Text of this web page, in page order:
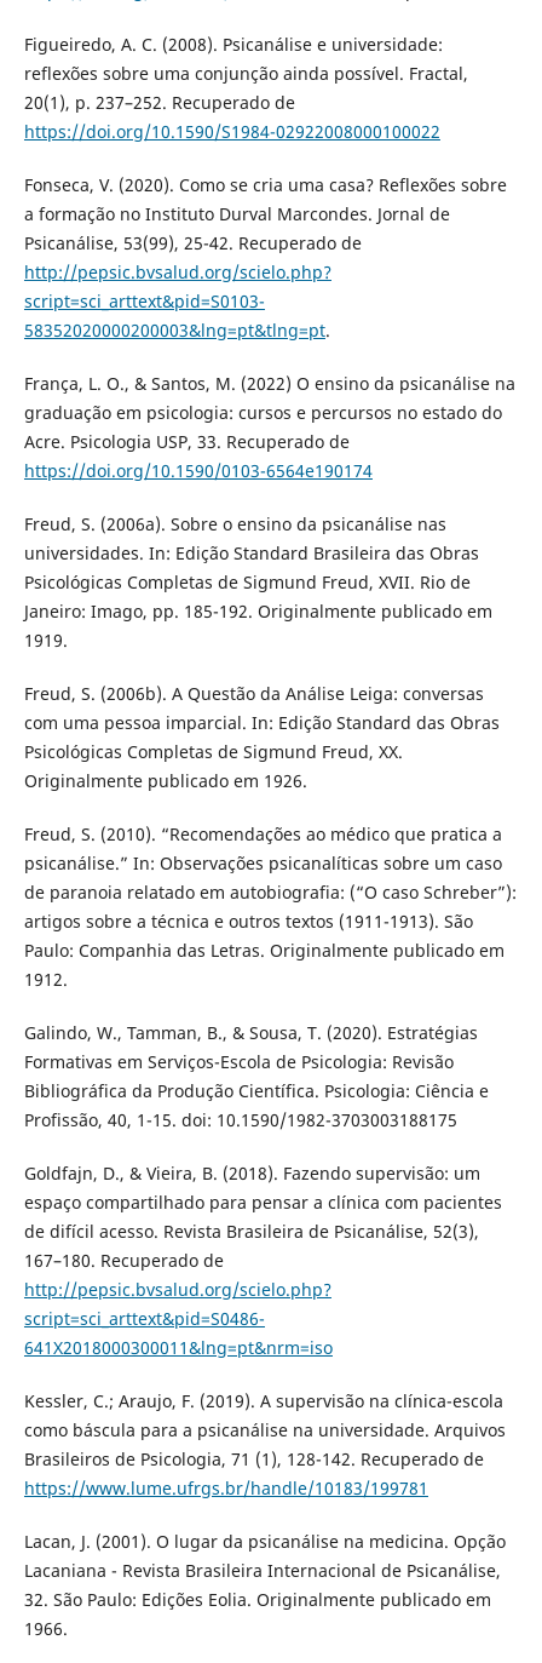
Figueiredo, A. C. (2008). Psicanálise e universidade:
reflexões sobre uma conjunção ainda possível. Fractal,
20(1), p. 237–252. Recuperado de
https://doi.org/10.1590/S1984-02922008000100022
Fonseca, V. (2020). Como se cria uma casa? Reflexões sobre
a formação no Instituto Durval Marcondes. Jornal de
Psicanálise, 53(99), 25-42. Recuperado de
http://pepsic.bvsalud.org/scielo.php?
script=sci_arttext&pid=S0103-
58352020000200003&lng=pt&tlng=pt.
França, L. O., & Santos, M. (2022) O ensino da psicanálise na
graduação em psicologia: cursos e percursos no estado do
Acre. Psicologia USP, 33. Recuperado de
https://doi.org/10.1590/0103-6564e190174
Freud, S. (2006a). Sobre o ensino da psicanálise nas
universidades. In: Edição Standard Brasileira das Obras
Psicológicas Completas de Sigmund Freud, XVII. Rio de
Janeiro: Imago, pp. 185-192. Originalmente publicado em
1919.
Freud, S. (2006b). A Questão da Análise Leiga: conversas
com uma pessoa imparcial. In: Edição Standard das Obras
Psicológicas Completas de Sigmund Freud, XX.
Originalmente publicado em 1926.
Freud, S. (2010). “Recomendações ao médico que pratica a
psicanálise.” In: Observações psicanalíticas sobre um caso
de paranoia relatado em autobiografia: (“O caso Schreber”):
artigos sobre a técnica e outros textos (1911-1913). São
Paulo: Companhia das Letras. Originalmente publicado em
1912.
Galindo, W., Tamman, B., & Sousa, T. (2020). Estratégias
Formativas em Serviços-Escola de Psicologia: Revisão
Bibliográfica da Produção Científica. Psicologia: Ciência e
Profissão, 40, 1-15. doi: 10.1590/1982-3703003188175
Goldfajn, D., & Vieira, B. (2018). Fazendo supervisão: um
espaço compartilhado para pensar a clínica com pacientes
de difícil acesso. Revista Brasileira de Psicanálise, 52(3),
167–180. Recuperado de
http://pepsic.bvsalud.org/scielo.php?
script=sci_arttext&pid=S0486-
641X2018000300011&lng=pt&nrm=iso
Kessler, C.; Araujo, F. (2019). A supervisão na clínica-escola
como báscula para a psicanálise na universidade. Arquivos
Brasileiros de Psicologia, 71 (1), 128-142. Recuperado de
https://www.lume.ufrgs.br/handle/10183/199781
Lacan, J. (2001). O lugar da psicanálise na medicina. Opção
Lacaniana - Revista Brasileira Internacional de Psicanálise,
32. São Paulo: Edições Eolia. Originalmente publicado em
1966.